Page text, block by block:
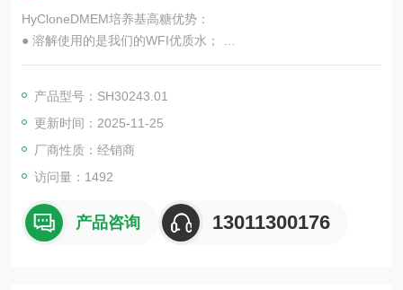
HyCloneDMEM培养基高糖优势：
● 溶解使用的是我们的WFI优质水；
在我们标准的500 ml及1 L包装瓶中 批量最大达2,000 L；
量最大达10,000 L；
● 所有标准产品均为0.1 um过滤；● 现在有Thermo Scientific Hy
QPAK zui常用的配方产品提供
产品型号：SH30243.01
更新时间：2025-11-25
厂商性质：经销商
访问量：1492
产品咨询 13011300176